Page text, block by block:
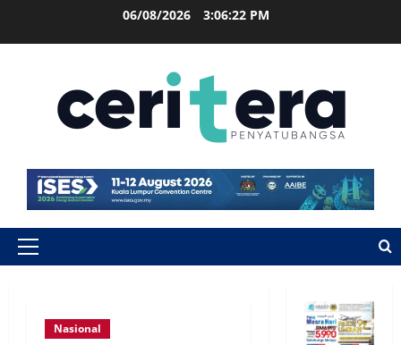
06/08/2026 3:06:22 PM
Nasional